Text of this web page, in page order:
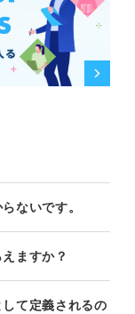
ないです。
ますか？
て定義されるの